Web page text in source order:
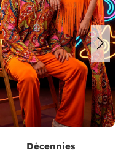
Décennies